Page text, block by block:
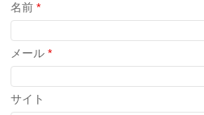
名前*
メール*
サイト